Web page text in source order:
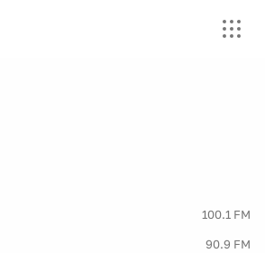
100.1 FM
90.9 FM